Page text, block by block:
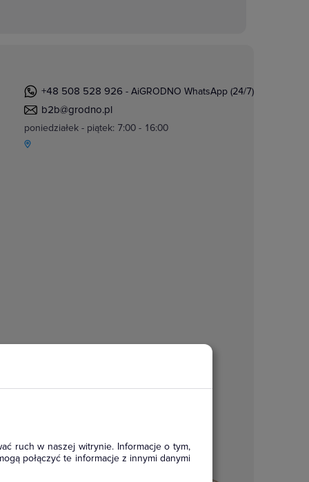
ruch w naszej witrynie. Informacje o tym,
połączyć te informacje z innymi danymi
+48 508 528 926 - AiGRODNO WhatsApp (24/7)
b2b@grodno.pl
poniedziałek - piątek: 7:00 - 16:00